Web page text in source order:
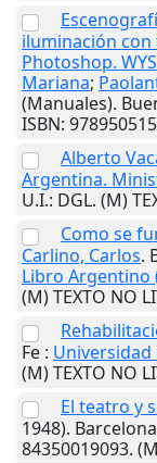
iluminación con
Photoshop.
Mariana;
(Manuales).
ISBN:
Alberto
Argentina.
U.I.: DGL. (M)
Como se
Carlino, Carlos.
Libro Argentino
(M) TEXTO NO
Fe : Universidad
(M) TEXTO NO
El teatro y
1948). Barcelona
84350019093.